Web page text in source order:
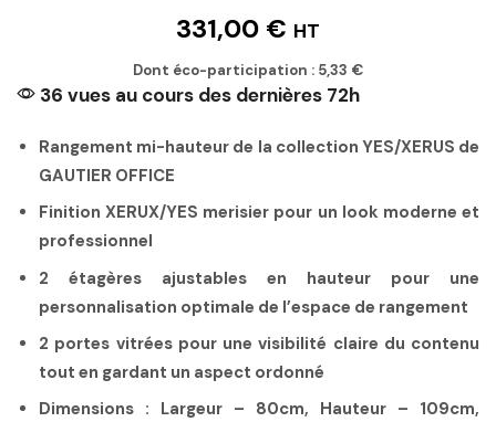
331,00 € HT
Dont éco-participation : 5,33 €
36 vues au cours des dernières 72h
Rangement mi-hauteur de la collection YES/XERUS de
GAUTIER OFFICE
Finition XERUX/YES merisier pour un look moderne et
professionnel
2 étagères ajustables en hauteur pour une
personnalisation optimale de l’espace de rangement
2 portes vitrées pour une visibilité claire du contenu
tout en gardant un aspect ordonné
Dimensions : Largeur – 80cm, Hauteur – 109cm,